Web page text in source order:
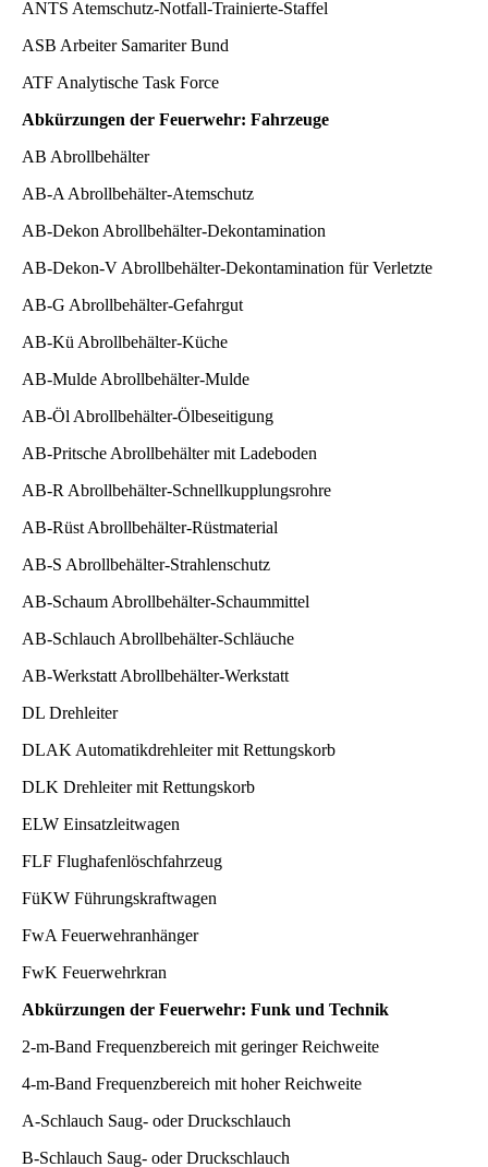
ANTS Atemschutz-Notfall-Trainierte-Staffel
ASB Arbeiter Samariter Bund
ATF Analytische Task Force
Abkürzungen der Feuerwehr: Fahrzeuge
AB Abrollbehälter
AB-A Abrollbehälter-Atemschutz
AB-Dekon Abrollbehälter-Dekontamination
AB-Dekon-V Abrollbehälter-Dekontamination für Verletzte
AB-G Abrollbehälter-Gefahrgut
AB-Kü Abrollbehälter-Küche
AB-Mulde Abrollbehälter-Mulde
AB-Öl Abrollbehälter-Ölbeseitigung
AB-Pritsche Abrollbehälter mit Ladeboden
AB-R Abrollbehälter-Schnellkupplungsrohre
AB-Rüst Abrollbehälter-Rüstmaterial
AB-S Abrollbehälter-Strahlenschutz
AB-Schaum Abrollbehälter-Schaummittel
AB-Schlauch Abrollbehälter-Schläuche
AB-Werkstatt Abrollbehälter-Werkstatt
DL Drehleiter
DLAK Automatikdrehleiter mit Rettungskorb
DLK Drehleiter mit Rettungskorb
ELW Einsatzleitwagen
FLF Flughafenlöschfahrzeug
FüKW Führungskraftwagen
FwA Feuerwehranhänger
FwK Feuerwehrkran
Abkürzungen der Feuerwehr: Funk und Technik
2-m-Band Frequenzbereich mit geringer Reichweite
4-m-Band Frequenzbereich mit hoher Reichweite
A-Schlauch Saug- oder Druckschlauch
B-Schlauch Saug- oder Druckschlauch